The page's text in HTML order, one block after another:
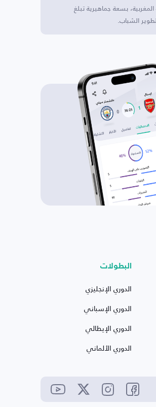
بسعة جماهيرية تبلغ
البطولات
الدوري الإنجليزي
الدوري الإسباني
الدوري الإيطالي
الدوري الألماني